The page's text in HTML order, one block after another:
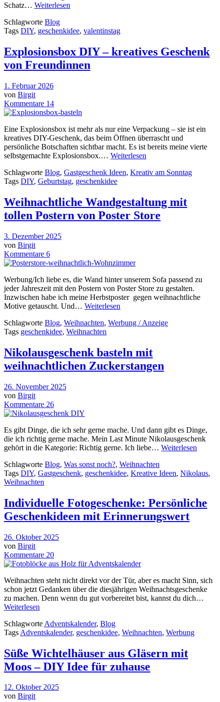
Schatz… Weiterlesen
Schlagworte Blog
Tags DIY, geschenkidee, valentinstag
Explosionsbox DIY – kreatives Geschenk
von Freundinnen
1. Februar 2026
von Birgit
Kommentare 14
Eine Explosionsbox ist mehr als nur eine Verpackung – sie ist ein
kreatives DIY-Geschenk, das beim Öffnen überrascht und
persönliche Botschaften sichtbar macht. Es ist bereits meine vierte
selbstgemachte Explosionsbox.… Weiterlesen
Schlagworte Blog, Gastgeschenk Ideen, Kreativ am Sonntag
Tags DIY, Geburtstag, geschenkidee
Weihnachtliche Wandgestaltung mit
tollen Postern von Poster Store
3. Dezember 2025
von Birgit
Kommentare 6
Werbung/Ich liebe es, die Wand hinter unserem Sofa passend zu
jeder Jahreszeit mit den Postern von Poster Store zu gestalten.
Inzwischen habe ich meine Herbstposter gegen weihnachtliche
Motive getauscht. Und… Weiterlesen
Schlagworte Blog, Weihnachten, Werbung / Anzeige
Tags geschenkidee, Weihnachten
Nikolausgeschenk basteln mit
weihnachtlichen Zuckerstangen
26. November 2025
von Birgit
Kommentare 26
Es gibt Dinge, die ich sehr gerne mache. Und dann gibt es Dinge,
die ich richtig gerne mache. Mein Last Minute Nikolausgeschenk
gehört in die Kategorie: Richtig gerne. Ich liebe… Weiterlesen
Schlagworte Blog, Was sonst noch?, Weihnachten
Tags DIY, Gastgeschenk, geschenkidee, Kreative Ideen, Nikolaus,
Weihnachten
Individuelle Fotogeschenke: Persönliche
Geschenkideen mit Erinnerungswert
26. Oktober 2025
von Birgit
Kommentare 20
Weihnachten steht nicht direkt vor der Tür, aber es macht Sinn, sich
schon jetzt Gedanken über die diesjährigen Weihnachtsgeschenke
zu machen. Denn wenn du gut vorbereitet bist, kannst du dich…
Weiterlesen
Schlagworte Adventskalender, Blog
Tags Adventskalender, geschenkidee, Weihnachten, Werbung
Süße Wichtelhäuser aus Gläsern mit
Moos – DIY Idee für zuhause
12. Oktober 2025
von Birgit